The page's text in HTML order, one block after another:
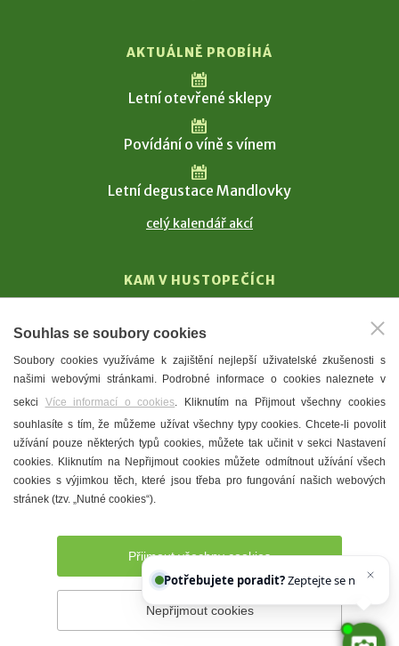
AKTUÁLNĚ PROBÍHÁ
Letní otevřené sklepy
Povídání o víně s vínem
Letní degustace Mandlovky
celý kalendář akcí
KAM V HUSTOPEČÍCH
T. G. Masaryk
Mandloně
Ubytování
Restaurace
Městské muzeum a galerie
Denní meníčka
Prohlášení o přístupnosti Správce webu
Souhlas se soubory cookies
Soubory cookies využíváme k zajištění nejlepší uživatelské zkušenosti s
našimi webovými stránkami. Podrobné informace o cookies naleznete v
sekci Více informací o cookies. Kliknutím na Přijmout všechny cookies
souhlasíte s tím, že můžeme užívat všechny typy cookies. Chcete-li povolit
užívání pouze některých typů cookies, můžete tak učinit v sekci Nastavení
cookies. Kliknutím na Nepřijmout cookies můžete odmítnout užívání všech
cookies s výjimkou těch, které jsou třeba pro fungování našich webových
stránek (tzv. „Nutné cookies“).
Přijmout všechny cookies
Nepřijmout cookies
Potřebujete poradit?Zeptejte se našeho asis